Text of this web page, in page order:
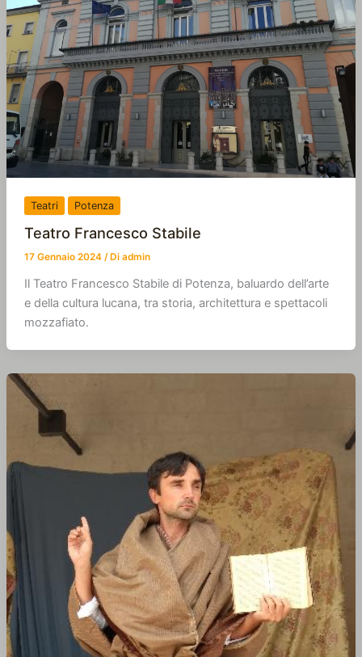
Teatri Potenza
Teatro Francesco Stabile
17 Gennaio 2024 / Di admin
Il Teatro Francesco Stabile di Potenza, baluardo dell’arte
e della cultura lucana, tra storia, architettura e spettacoli
mozzafiato.